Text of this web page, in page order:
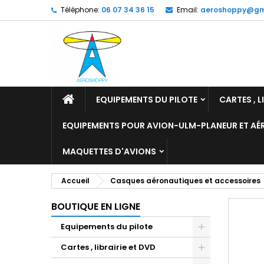
Téléphone: 06 07 34 36 15 Email:
EQUIPEMENTS DU PILOTE CARTES ,
EQUIPEMENTS POUR AVION-ULM-PLANEUR ET
MAQUETTES D'AVIONS
Accueil Casques aéronautiques et accessoires
BOUTIQUE EN LIGNE
Equipements du pilote
Cartes , librairie et DVD